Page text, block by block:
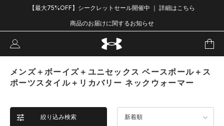
【最大75%OFF】シークレットセール開催中 ｜ 詳細はこちら
商品のお届けに関するお知らせ
メンズ＋ボーイズ＋ユニセックス ベースボール＋ス
ポーツスタイル＋リカバリー ネックウォーマー
絞り込み検索 新着順